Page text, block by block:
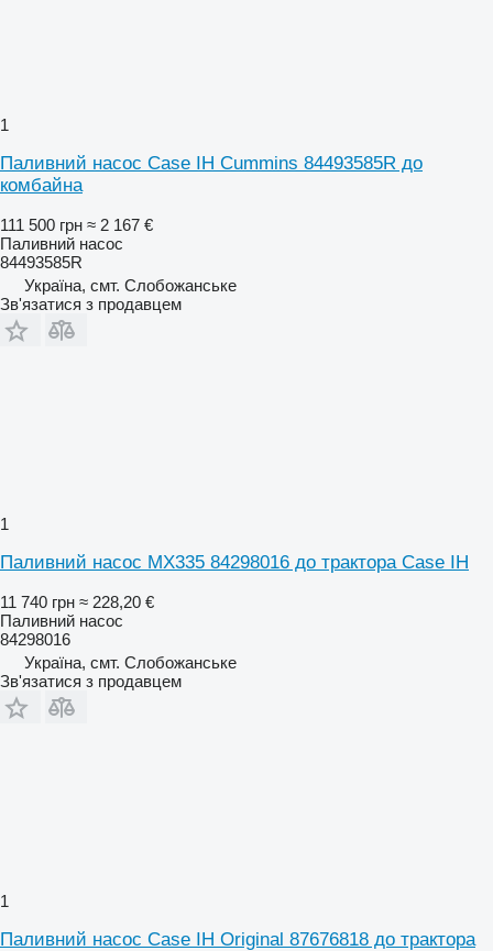
1
Паливний насос Case IH Cummins 84493585R до
комбайна
111 500 грн ≈ 2 167 €
Паливний насос
84493585R
Україна, смт. Слобожанське
Зв'язатися з продавцем
1
Паливний насос МХ335 84298016 до трактора Case IH
11 740 грн ≈ 228,20 €
Паливний насос
84298016
Україна, смт. Слобожанське
Зв'язатися з продавцем
1
Паливний насос Case IH Original 87676818 до трактора